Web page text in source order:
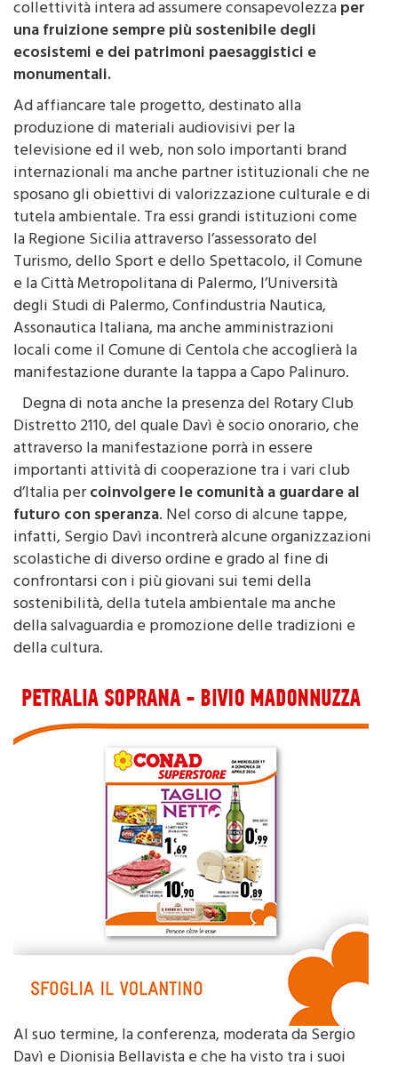
collettività intera ad assumere consapevolezzaper
una fruizione sempre più sostenibile degli
ecosistemi e dei patrimoni paesaggistici e
monumentali.
Ad affiancare tale progetto, destinato alla
produzione di materiali audiovisivi per la
televisione ed il web, non solo importanti brand
internazionali ma anche partner istituzionali che ne
sposano gli obiettivi di valorizzazione culturale e di
tutela ambientale. Tra essi grandi istituzioni come
la Regione Sicilia attraverso l’assessorato del
Turismo, dello Sport e dello Spettacolo, il Comune
e la Città Metropolitana di Palermo, l’Università
degli Studi di Palermo, Confindustria Nautica,
Assonautica Italiana, ma anche amministrazioni
locali come il Comune di Centola che accoglierà la
manifestazione durante la tappa a Capo Palinuro.
Degna di nota anche la presenza del Rotary Club
Distretto 2110, del quale Davì è socio onorario, che
attraverso la manifestazione porrà in essere
importanti attività di cooperazione tra i vari club
d’Italia percoinvolgere le comunità a guardare al
futuro con speranza. Nel corso di alcune tappe,
infatti, Sergio Davì incontrerà alcune organizzazioni
scolastiche di diverso ordine e grado al fine di
confrontarsi con i più giovani sui temi della
sostenibilità, della tutela ambientale ma anche
della salvaguardia e promozione delle tradizioni e
della cultura.
Al suo termine, la conferenza, moderata da Sergio
Davì e Dionisia Bellavista e che ha visto tra i suoi